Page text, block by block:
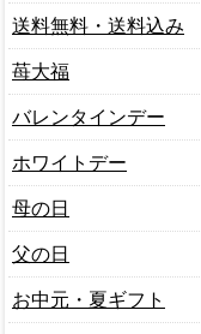
送料無料・送料込み
苺大福
バレンタインデー
ホワイトデー
母の日
父の日
お中元・夏ギフト